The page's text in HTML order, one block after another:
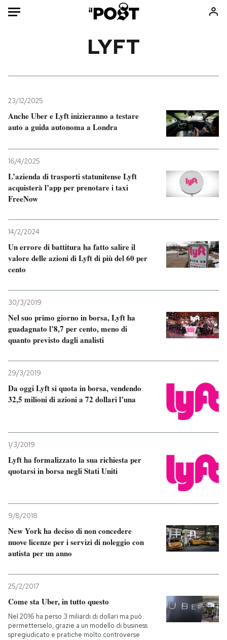
Mondo
Politica
Tecnologia
Scienza
Cultura
Economia
Sport
Consumismi
Europa
PODCAST
I MIEI PREFERITI
LYFT
23/12/2025
Anche Uber e Lyft inizieranno a testare
auto a guida autonoma a Londra
16/4/2025
L’azienda di trasporti statunitense Lyft
acquisterà l’app per prenotare i taxi
FreeNow
14/2/2024
Un errore di battitura ha fatto salire il
valore delle azioni di Lyft di più del 60 per
cento
30/3/2019
Nel suo primo giorno in borsa, Lyft ha
guadagnato l’8,7 per cento, meno di
quanto previsto dagli analisti
29/3/2019
Da oggi Lyft si quota in borsa, vendendo
32,5 milioni di azioni a 72 dollari l’una
1/3/2019
Lyft ha formalizzato la sua richiesta per
quotarsi in borsa negli Stati Uniti
9/8/2018
New York ha deciso di non concedere
nuove licenze per i servizi di noleggio con
autista per un anno
25/2/2017
Come sta Uber, in tutto questo
Nel 2016 ha perso 3 miliardi di dollari ma può
permetterselo, grazie a un modello di business
spregiudicato e pratiche molto controverse